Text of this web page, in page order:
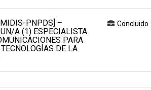
PNPDS] –
A (1) ESPECIALISTA
PARA
DE LA
Concluido